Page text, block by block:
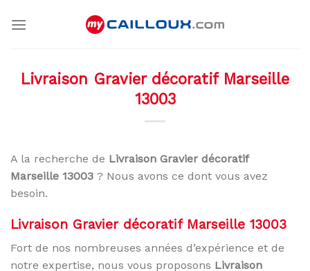
Livraison Gravier décoratif Marseille
13003
A la recherche de Livraison Gravier décoratif
Marseille 13003 ? Nous avons ce dont vous avez
besoin.
Livraison Gravier décoratif Marseille 13003
Fort de nos nombreuses années d’expérience et de
notre expertise, nous vous proposons Livraison